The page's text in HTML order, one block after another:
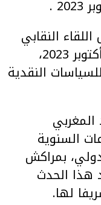
النقابي
للحركة النقابية الدولية، يوم 9 أكتوبر 2023،
النقدية
المغربي
السنوية
بمراكش
2023، ويعد هذا الحدث
لها.